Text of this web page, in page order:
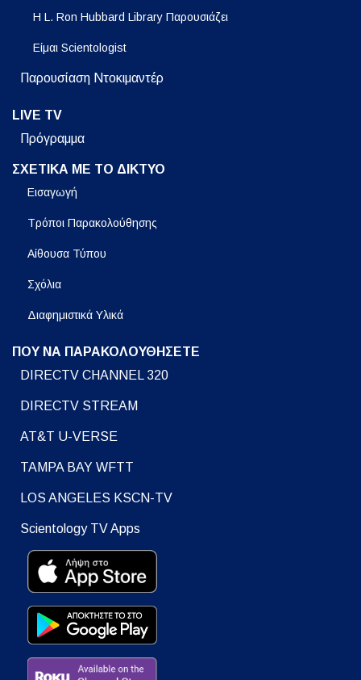
Η L. Ron Hubbard Library Παρουσιάζει
Είμαι Scientologist
Παρουσίαση Ντοκιμαντέρ
LIVE TV
Πρόγραμμα
ΣΧΕΤΙΚΑ ΜΕ ΤΟ ΔΙΚΤΥΟ
Εισαγωγή
Τρόποι Παρακολούθησης
Αίθουσα Τύπου
Σχόλια
Διαφημιστικά Υλικά
ΠΟΥ ΝΑ ΠΑΡΑΚΟΛΟΥΘΗΣΕΤΕ
DIRECTV CHANNEL 320
DIRECTV STREAM
AT&T U-VERSE
TAMPA BAY WFTT
LOS ANGELES KSCN-TV
Scientology TV Apps